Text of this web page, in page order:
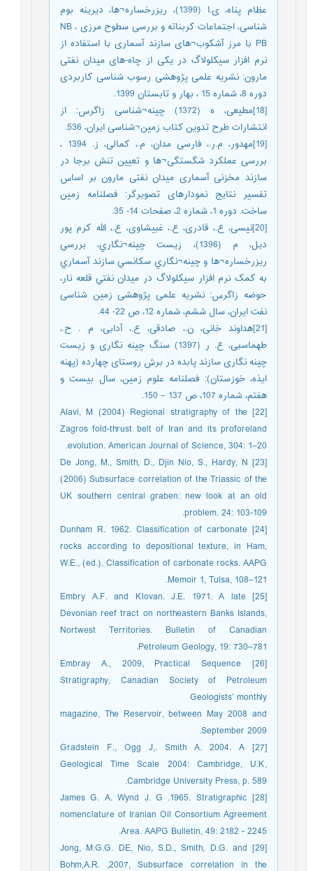
عظام پناه، ی.ا (1399)، ریزرخساره¬ها، دیرینه بوم
شناسی، اجتماعات کربناته و بررسی سطوح مرزی NB ،
PB با مرز آشکوب¬های سازند آسماری با استفاده از
نرم افزار سیکلولاگ در یکی از چاه-های میدان نفتی
مارون: نشریه علمی پژوهشی رسوب شناسی کاربردی
دوره 8، شماره 15 ، بهار و تابستان 1399.
[18]مطیعی، ه (1372) چینه¬شناسی زاگرس: از
انتشارات طرح تدوین کتاب زمین¬شناسی ایران، 536.
[19]مهدور، م.ر.، فارسی مدان، م.، کمالی، ز. 1394 ،
بررسی عملکرد شگستگی¬ها و تعیین تنش برجا در
سازند مخزنی آسماری میدان نفتی مارون بر اساس
تفسیر نتایج نمودارهای تصویرگر: فصلنامه زمین
ساخت. دوره 1، شماره 2، صفحات 14- 35.
[20]نیسی، ع.، قادری، ع.، غبیشاوی، ع.، الله کرم پور
دیل، م (1396)، زيست چینه¬نگاري، بررسي
ريزرخساره¬ها و چينه¬نگاري سکانسي سازند آسماري
به کمک نرم افزار سيکلولاگ در ميدان نفتي قلعه نار،
حوضه زاگرس: نشریه علمی پژوهشی زمین شناسی
نفت ایران، سال ششم، شماره 12، ص 22- 44.
[21]هداوند خانی، ن.، صادقی، ع.، آدابی، م . ح.،
طهماسبی، ع. ر (1397) سنگ چینه نگاری و زیست
چینه نگاری سازند پابده در برش روستای چهارده (پهنه
ایذه، خوزستان): فصلنامه علوم زمین، سال بیست و
هفتم، شماره 107، ص 137 – 150.
[22] Alavi, M (2004) Regional stratigraphy of the
Zagros fold-thrust belt of Iran and its proforeland
evolution. American Journal of Science, 304: 1–20.
[23] De Jong, M., Smith, D., Djin Nio, S., Hardy, N
(2006) Subsurface correlation of the Triassic of the
UK southern central graben: new look at an old
problem. 24: 103-109.
[24] Dunham R. 1962. Classification of carbonate
rocks according to depositional texture, in Ham,
W.E., (ed.), Classification of carbonate rocks. AAPG
Memoir 1, Tulsa, 108–121.
[25] Embry A.F. and Klovan. J.E. 1971. A late
Devonian reef tract on northeastern Banks Islands,
Nortwest Territories. Bulletin of Canadian
Petroleum Geology, 19: 730–781.
[26] Embray A., 2009, Practical Sequence
Stratigraphy, Canadian Society of Petroleum
Geologists’ monthly
magazine, The Reservoir, between May 2008 and
September 2009.
[27] Gradstein F., Ogg J,. Smith A. 2004. A
Geological Time Scale 2004: Cambridge, U.K,
Cambridge University Press, p. 589.
[28] James G. A. Wynd J. G .1965. Stratigraphic
nomenclature of Iranian Oil Consortium Agreement
Area. AAPG Bulletin, 49: 2182 - 2245.
[29] Jong, M.G.G. DE, Nio, S.D., Smith, D.G. and
Bohm,A.R. ,2007, Subsurface correlation in the